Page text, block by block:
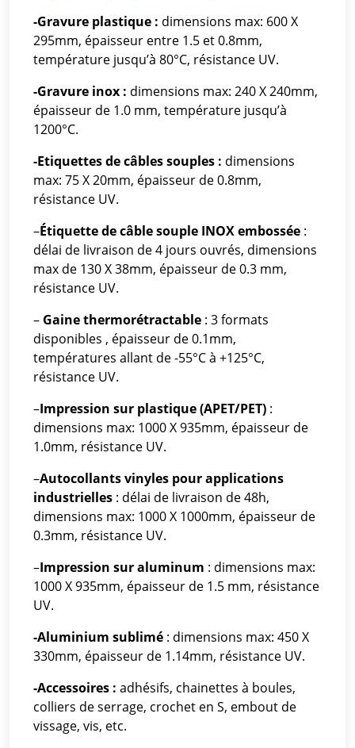
-Gravure plastique : dimensions max: 600 X
295mm, épaisseur entre 1.5 et 0.8mm,
température jusqu’à 80°C, résistance UV.
-Gravure inox : dimensions max: 240 X 240mm,
épaisseur de 1.0 mm, température jusqu’à
1200°C.
-Etiquettes de câbles souples : dimensions
max: 75 X 20mm, épaisseur de 0.8mm,
résistance UV.
–Étiquette de câble souple INOX embossée :
délai de livraison de 4 jours ouvrés, dimensions
max de 130 X 38mm, épaisseur de 0.3 mm,
résistance UV.
– Gaine thermorétractable : 3 formats
disponibles , épaisseur de 0.1mm,
températures allant de -55°C à +125°C,
résistance UV.
–Impression sur plastique (APET/PET) :
dimensions max: 1000 X 935mm, épaisseur de
1.0mm, résistance UV.
–Autocollants vinyles pour applications
industrielles : délai de livraison de 48h,
dimensions max: 1000 X 1000mm, épaisseur de
0.3mm, résistance UV.
–Impression sur aluminum : dimensions max:
1000 X 935mm, épaisseur de 1.5 mm, résistance
UV.
-Aluminium sublimé : dimensions max: 450 X
330mm, épaisseur de 1.14mm, résistance UV.
-Accessoires : adhésifs, chainettes à boules,
colliers de serrage, crochet en S, embout de
vissage, vis, etc.